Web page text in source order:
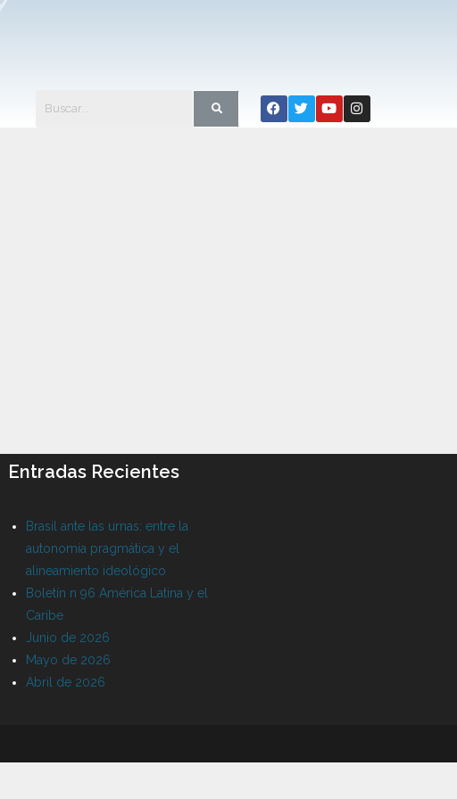
Entradas Recientes
Brasil ante las urnas: entre la
autonomía pragmática y el
alineamiento ideológico
Boletín n 96 América Latina y el
Caribe
Junio de 2026
Mayo de 2026
Abril de 2026